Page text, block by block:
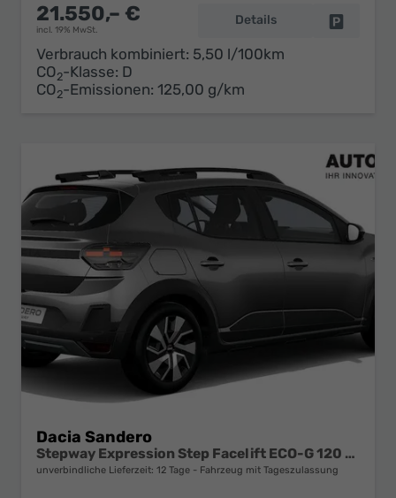
21.550,– €
incl. 19% MwSt.
Details
Verbrauch kombiniert: 5,50 l/100km
CO2-Klasse: D
CO2-Emissionen: 125,00 g/km
Dacia Sandero
Stepway Expression Step Facelift ECO-G 120 AT
unverbindliche Lieferzeit: 12 Tage Fahrzeug mit Tageszulassung